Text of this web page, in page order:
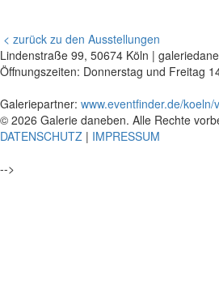
< zurück zu den Ausstellungen
Lindenstraße 99, 50674 Köln |
Öffnungszeiten: Donnerstag und Freitag
Galeriepartner: www.eventfinder.de/
© 2026 Galerie daneben. Alle Rechte
DATENSCHUTZ | IMPRESSUM
-->